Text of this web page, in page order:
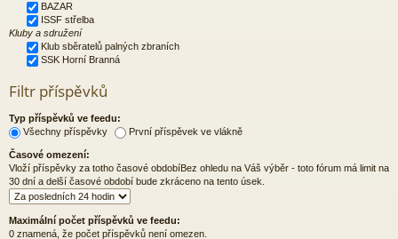
BAZAR
ISSF střelba
Kluby a sdružení
Klub sběratelů palných zbraních
SSK Horní Branná
Filtr příspěvků
Typ příspěvků ve feedu:
Všechny příspěvky
První příspěvek ve vlákně
Časové omezení:
Vloží příspěvky za totho časové obdobíBez ohledu na Váš výběr - toto fórum má limit na
30 dní a delší časové období bude zkráceno na tento úsek.
Maximální počet příspěvků ve feedu:
0 znamená, že počet příspěvků není omezen.